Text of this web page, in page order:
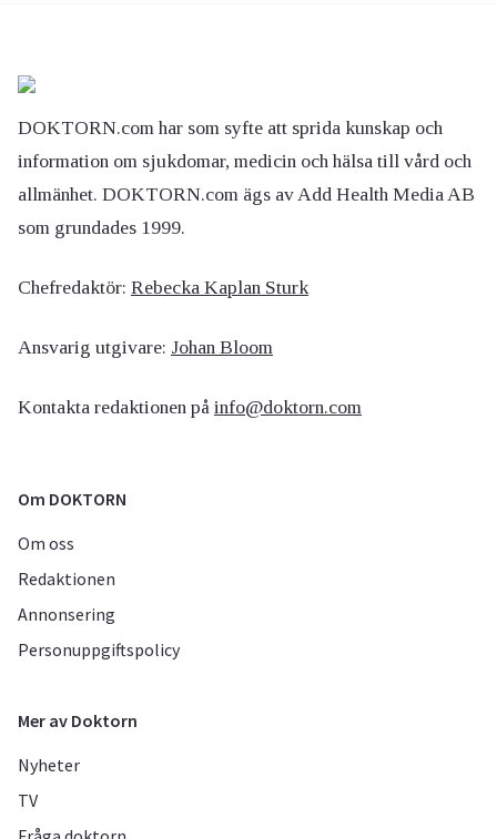
DOKTORN.com har som syfte att sprida kunskap och
information om sjukdomar, medicin och hälsa till vård och
allmänhet. DOKTORN.com ägs av Add Health Media AB
som grundades 1999.
Chefredaktör: Rebecka Kaplan Sturk
Ansvarig utgivare: Johan Bloom
Kontakta redaktionen på info@doktorn.com
Om DOKTORN
Om oss
Redaktionen
Annonsering
Personuppgiftspolicy
Mer av Doktorn
Nyheter
TV